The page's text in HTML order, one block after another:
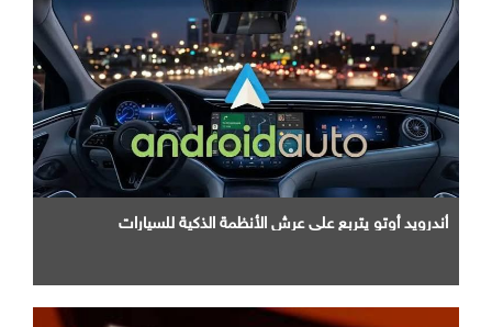
أندرويد أوتو يتربع علي عرش الأنظمة الذكية للسيارات